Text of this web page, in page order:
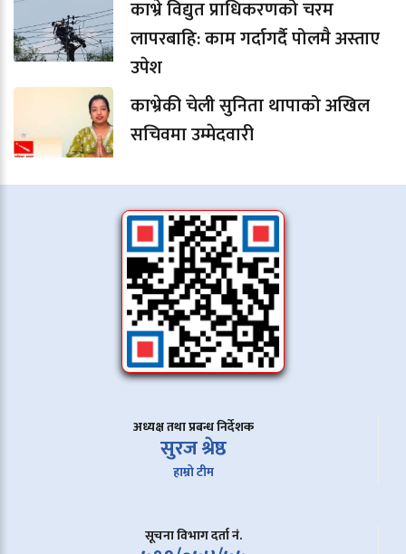
काभ्रे विद्युत प्राधिकरणको चरम
लापरबाहि: काम गर्दागर्दै पोलमै अस्ताए
उपेश
काभ्रेकी चेली सुनिता थापाको अखिल
सचिवमा उम्मेदवारी
अध्यक्ष तथा प्रबन्ध निर्देशक
सुरज श्रेष्ठ
हाम्रो टीम
सूचना विभाग दर्ता नं.